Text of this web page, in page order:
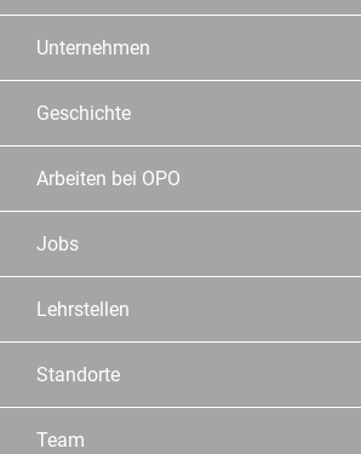
Unternehmen
Geschichte
Arbeiten bei OPO
Jobs
Lehrstellen
Standorte
Team